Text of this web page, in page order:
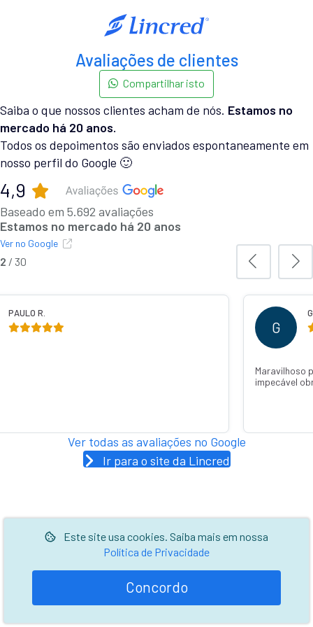
Avaliações de clientes
Compartilhar isto
Saiba o que nossos clientes acham de nós. Estamos no
mercado há 20 anos.
Todos os depoimentos são enviados espontaneamente em
nosso perfil do Google 🙂
4,9
Baseado em 5.692 avaliações
Estamos no mercado há 20 anos
Ver no Google
PAULO R.
G
Maravilhoso
impecável
2 / 30
Ver todas as avaliações no Google
Ir para o site da Lincred
Este site usa cookies. Saiba mais em nossa
Política de Privacidade
Concordo